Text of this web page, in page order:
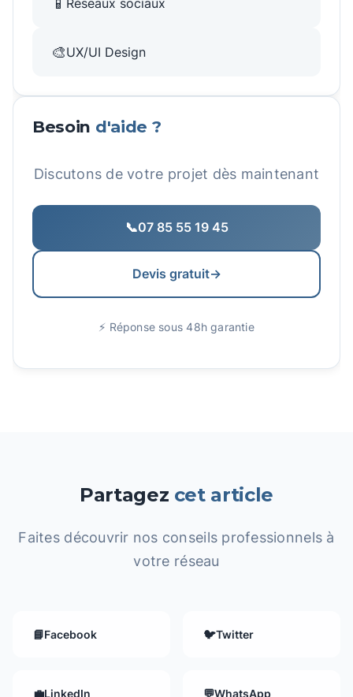
🎨UX/UI Design
Besoin d'aide ?
Discutons de votre projet dès maintenant
📞07 85 55 19 45
Devis gratuit→
⚡ Réponse sous 48h garantie
Partagez cet article
Faites découvrir nos conseils professionnels à
votre réseau
📘Facebook 🐦Twitter
💼LinkedIn 💬WhatsApp